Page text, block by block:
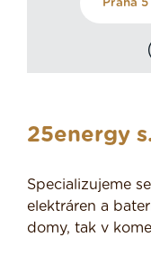
25energy
Specializujeme
elektráren a
domy, tak v